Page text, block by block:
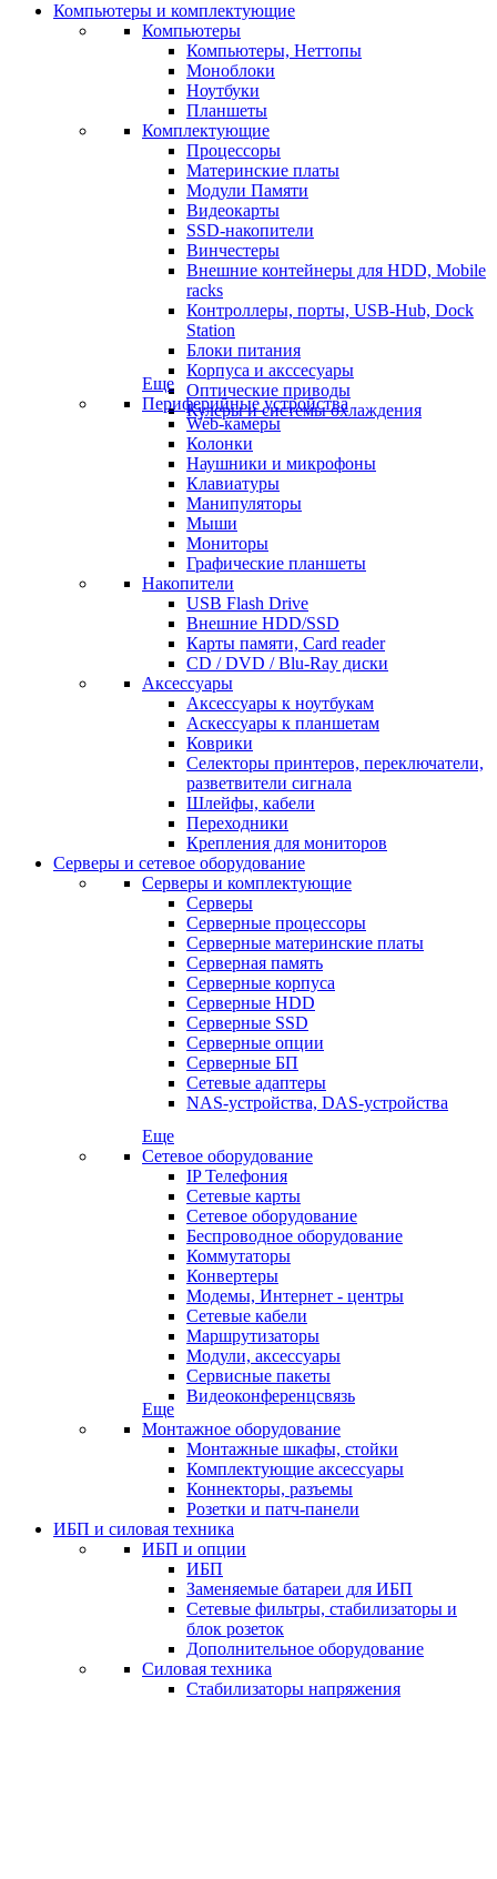
Компьютеры и комплектующие
Компьютеры
Компьютеры, Неттопы
Моноблоки
Ноутбуки
Планшеты
Комплектующие
Процессоры
Материнские платы
Модули Памяти
Видеокарты
SSD-накопители
Винчестеры
Внешние контейнеры для HDD, Mobile
racks
Контроллеры, порты, USB-Hub, Dock
Station
Блоки питания
Корпуса и акссесуары
Оптические приводы
Кулеры и системы охлаждения
Еще
Периферийные устройства
Web-камеры
Колонки
Наушники и микрофоны
Клавиатуры
Манипуляторы
Мыши
Мониторы
Графические планшеты
Накопители
USB Flash Drive
Внешние HDD/SSD
Карты памяти, Card reader
CD / DVD / Blu-Ray диски
Аксессуары
Аксессуары к ноутбукам
Аскессуары к планшетам
Коврики
Селекторы принтеров, переключатели,
разветвители сигнала
Шлейфы, кабели
Переходники
Крепления для мониторов
Серверы и сетевое оборудование
Серверы и комплектующие
Серверы
Серверные процессоры
Серверные материнские платы
Серверная память
Серверные корпуса
Серверные HDD
Серверные SSD
Серверные опции
Серверные БП
Сетевые адаптеры
NAS-устройства, DAS-устройства
Еще
Сетевое оборудование
IP Телефония
Сетевые карты
Сетевое оборудование
Беспроводное оборудование
Коммутаторы
Конвертеры
Модемы, Интернет - центры
Сетевые кабели
Маршрутизаторы
Модули, аксессуары
Сервисные пакеты
Видеоконференцсвязь
Еще
Монтажное оборудование
Монтажные шкафы, стойки
Комплектующие аксессуары
Коннекторы, разъемы
Розетки и патч-панели
ИБП и силовая техника
ИБП и опции
ИБП
Заменяемые батареи для ИБП
Сетевые фильтры, стабилизаторы и
блок розеток
Дополнительное оборудование
Силовая техника
Стабилизаторы напряжения